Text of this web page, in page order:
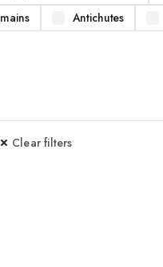
Antichutes
Clear filters